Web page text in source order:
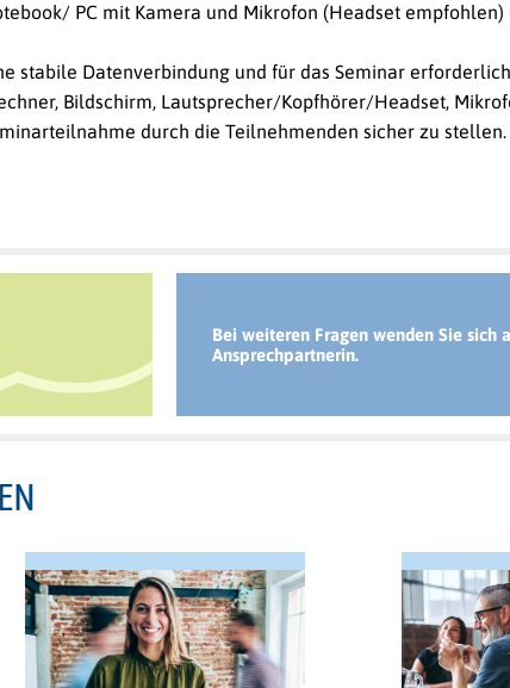
PC mit Kamera und Mikrofon (Headset
stabile Datenverbindung und für das Seminar
Bildschirm, Lautsprecher/Kopfhörer/Headset,
durch die Teilnehmenden sicher zu stellen.
Bei weiteren Fragen wenden Sie sich
Ansprechpartnerin.